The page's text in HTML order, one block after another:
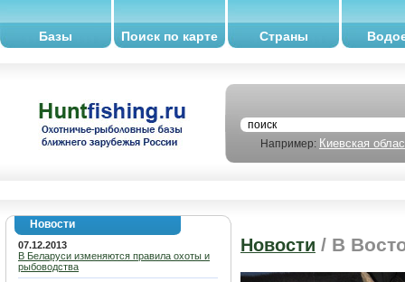
Базы Поиск по карте Страны
Например: Киевская
Новости
07.12.2013
В Беларуси изменяются правила охоты и
рыбоводства
Новости / В